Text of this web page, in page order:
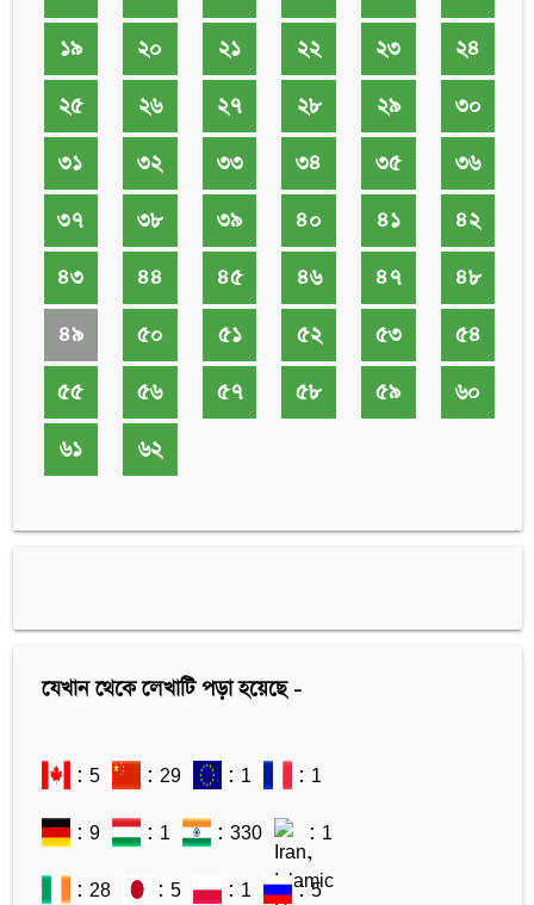
১৯
২০ ২১ ২২ ২৩
২৪
২৫
২৬ ২৭ ২৮ ২৯
৩০
৩১
৩২ ৩৩ ৩৪ ৩৫
৩৬
৩৭
৩৮ ৩৯ ৪০ ৪১
৪২
৪৩
৪৪ ৪৫ ৪৬ ৪৭
৪৮
৪৯
৫০ ৫১ ৫২ ৫৩
৫৪
৫৫
৫৬ ৫৭ ৫৮ ৫৯
৬০
৬১
৬২
যেখান থেকে লেখাটি পড়া হয়েছে -
: 5 : 29 : 1
: 1
: 9
: 1 : 330
: 1
: 28
: 5 : 1
: 5